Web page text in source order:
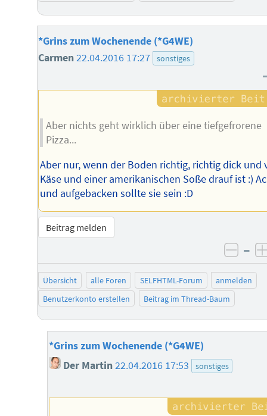
*Grins zum Wochenende (*G4WE)
Carmen22.04.2016 17:27 sonstiges
Aber nichts geht wirklich über eine tiefgefrorene
Pizza...
Aber nur, wenn der Boden richtig, richtig dick und
Käse und einer amerikanischen Soße drauf ist :)
und aufgebacken sollte sie sein :D
Beitrag melden
–
Übersicht alle Foren SELFHTML-Forum
anmelden
Benutzerkonto erstellen
Beitrag im Thread-Baum
*Grins zum Wochenende (*G4WE)
Der Martin22.04.2016 17:53 sonstiges